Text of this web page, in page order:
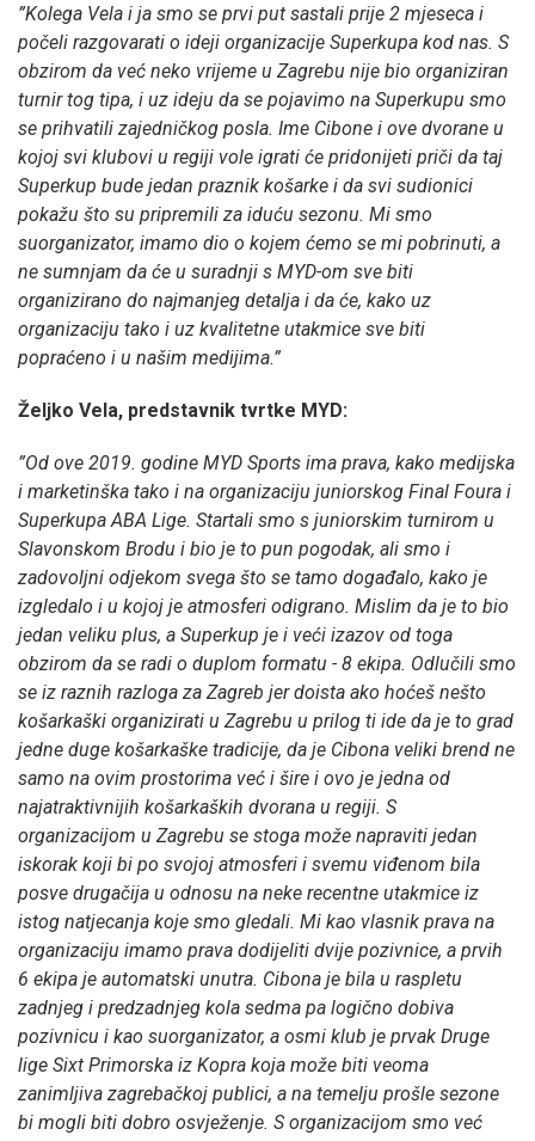
”Kolega Vela i ja smo se prvi put sastali prije 2 mjeseca i
počeli razgovarati o ideji organizacije Superkupa kod nas. S
obzirom da već neko vrijeme u Zagrebu nije bio organiziran
turnir tog tipa, i uz ideju da se pojavimo na Superkupu smo
se prihvatili zajedničkog posla. Ime Cibone i ove dvorane u
kojoj svi klubovi u regiji vole igrati će pridonijeti priči da taj
Superkup bude jedan praznik košarke i da svi sudionici
pokažu što su pripremili za iduću sezonu. Mi smo
suorganizator, imamo dio o kojem ćemo se mi pobrinuti, a
ne sumnjam da će u suradnji s MYD-om sve biti
organizirano do najmanjeg detalja i da će, kako uz
organizaciju tako i uz kvalitetne utakmice sve biti
popraćeno i u našim medijima.”
Željko Vela, predstavnik tvrtke MYD:
”Od ove 2019. godine MYD Sports ima prava, kako medijska
i marketinška tako i na organizaciju juniorskog Final Foura i
Superkupa ABA Lige. Startali smo s juniorskim turnirom u
Slavonskom Brodu i bio je to pun pogodak, ali smo i
zadovoljni odjekom svega što se tamo događalo, kako je
izgledalo i u kojoj je atmosferi odigrano. Mislim da je to bio
jedan veliku plus, a Superkup je i veći izazov od toga
obzirom da se radi o duplom formatu - 8 ekipa. Odlučili smo
se iz raznih razloga za Zagreb jer doista ako hoćeš nešto
košarkaški organizirati u Zagrebu u prilog ti ide da je to grad
jedne duge košarkaške tradicije, da je Cibona veliki brend ne
samo na ovim prostorima već i šire i ovo je jedna od
najatraktivnijih košarkaških dvorana u regiji. S
organizacijom u Zagrebu se stoga može napraviti jedan
iskorak koji bi po svojoj atmosferi i svemu viđenom bila
posve drugačija u odnosu na neke recentne utakmice iz
istog natjecanja koje smo gledali. Mi kao vlasnik prava na
organizaciju imamo prava dodijeliti dvije pozivnice, a prvih
6 ekipa je automatski unutra. Cibona je bila u raspletu
zadnjeg i predzadnjeg kola sedma pa logično dobiva
pozivnicu i kao suorganizator, a osmi klub je prvak Druge
lige Sixt Primorska iz Kopra koja može biti veoma
zanimljiva zagrebačkoj publici, a na temelju prošle sezone
bi mogli biti dobro osvježenje. S organizacijom smo već